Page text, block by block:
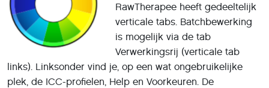
RawTherapee heeft gedeeltelijk
verticale tabs. Batchbewerking
is mogelijk via de tab
Verwerkingsrij (verticale tab
links). Linksonder vind je, op een wat ongebruikelijke
plek, de ICC-profielen, Help en Voorkeuren. De